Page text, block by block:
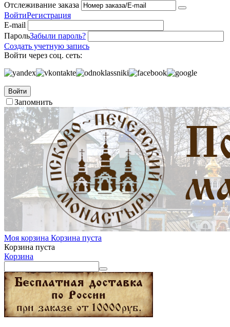
Отслеживание заказа
ВойтиРегистрация
E-mail
ПарольЗабыли пароль?
Создать учетную запись
Войти через соц. сеть:
Войти
Запомнить
Моя корзина Корзина пуста
Корзина пуста
Корзина